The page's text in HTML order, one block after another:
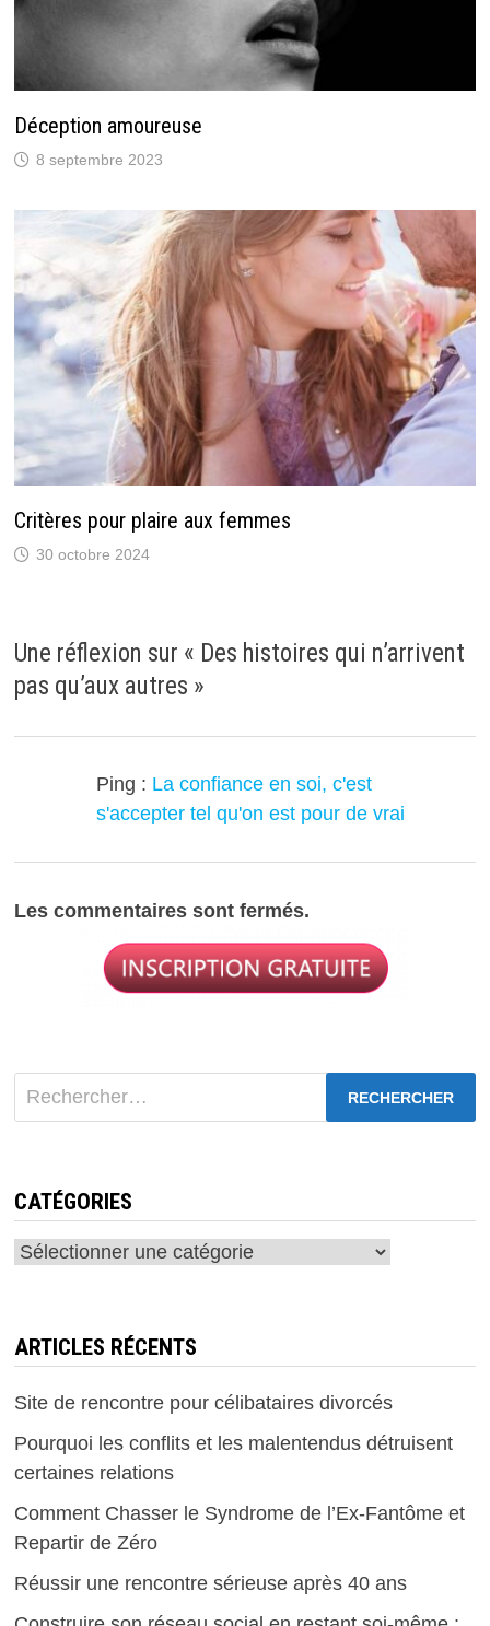
Déception amoureuse
8 septembre 2023
Critères pour plaire aux femmes
30 octobre 2024
Une réflexion sur « Des histoires qui n’arrivent
pas qu’aux autres »
Ping : La confiance en soi, c'est
s'accepter tel qu'on est pour de vrai
Les commentaires sont fermés.
Rechercher :
CATÉGORIES
Catégories
ARTICLES RÉCENTS
Site de rencontre pour célibataires divorcés
Pourquoi les conflits et les malentendus détruisent
certaines relations
Comment Chasser le Syndrome de l’Ex-Fantôme et
Repartir de Zéro
Réussir une rencontre sérieuse après 40 ans